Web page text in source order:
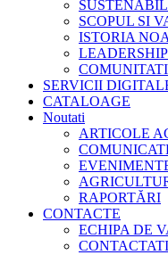
SCOPUL SI
ISTORIA
LEADERSHIP
COMUNITATI
SERVICII
CATALOAGE
Noutati
ARTICOLE
RAPORTĂRI
CONTACTE
ECHIPA DE